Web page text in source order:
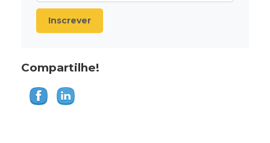
Inscrever
Compartilhe!